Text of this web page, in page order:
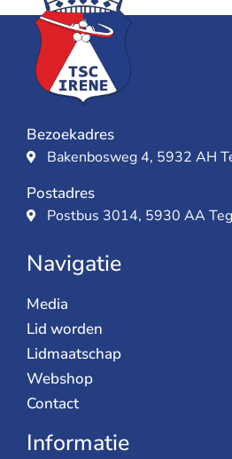
Bezoekadres
Bakenbosweg 4, 5932 AH
Postadres
Postbus 3014, 5930 AA
Navigatie
Media
Lid worden
Lidmaatschap
Webshop
Contact
Informatie